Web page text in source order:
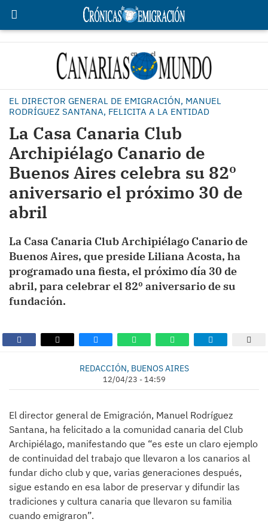
EL DIRECTOR GENERAL DE EMIGRACIÓN, MANUEL
RODRÍGUEZ SANTANA, FELICITA A LA ENTIDAD
La Casa Canaria Club
Archipiélago Canario de
Buenos Aires celebra su 82º
aniversario el próximo 30 de
abril
La Casa Canaria Club Archipiélago Canario de
Buenos Aires, que preside Liliana Acosta, ha
programado una fiesta, el próximo día 30 de
abril, para celebrar el 82º aniversario de su
fundación.
REDACCIÓN, BUENOS AIRES
12/04/23 - 14:59
El director general de Emigración, Manuel Rodríguez
Santana, ha felicitado a la comunidad canaria del Club
Archipiélago, manifestando que “es este un claro ejemplo
de continuidad del trabajo que llevaron a los canarios al
fundar dicho club y que, varias generaciones después,
sigue estando en esa labor de preservar y difundir las
tradiciones y cultura canaria que llevaron su familia
cuando emigraron”.